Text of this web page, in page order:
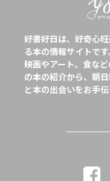
好書好日は、好奇心
る本の情報サイトです
映画やアート、食な
の本の紹介から、朝
と本の出会いをお手伝